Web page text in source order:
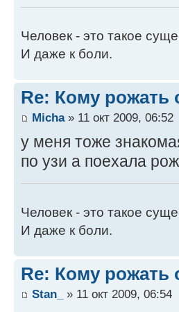
Человек - это такое
И даже к боли.
Re: Кому рожать
Micha» 11 окт 2009, 06:52
у меня тоже
по узи а поехала
Человек - это такое
И даже к боли.
Re: Кому рожать
Stan_ » 11 окт 2009, 06:54